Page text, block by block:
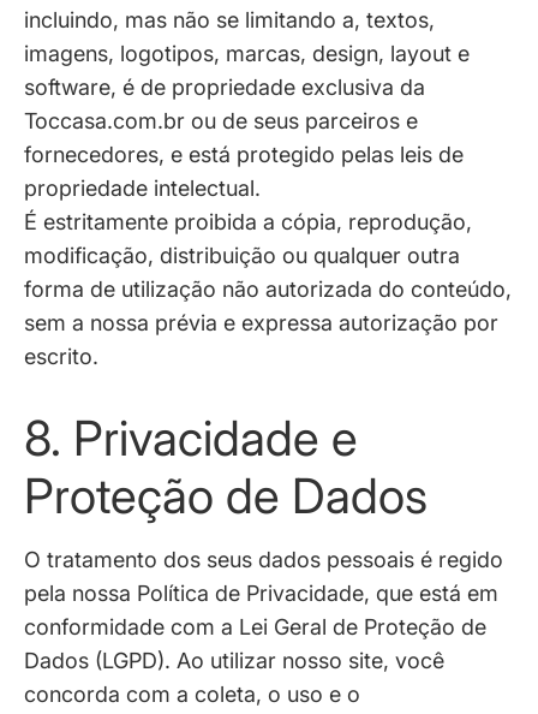
incluindo, mas não se limitando a, textos,
imagens, logotipos, marcas, design, layout e
software, é de propriedade exclusiva da
Toccasa.com.br ou de seus parceiros e
fornecedores, e está protegido pelas leis de
propriedade intelectual.
É estritamente proibida a cópia, reprodução,
modificação, distribuição ou qualquer outra
forma de utilização não autorizada do conteúdo,
sem a nossa prévia e expressa autorização por
escrito.
8. Privacidade e
Proteção de Dados
O tratamento dos seus dados pessoais é regido
pela nossa Política de Privacidade, que está em
conformidade com a Lei Geral de Proteção de
Dados (LGPD). Ao utilizar nosso site, você
concorda com a coleta, o uso e o